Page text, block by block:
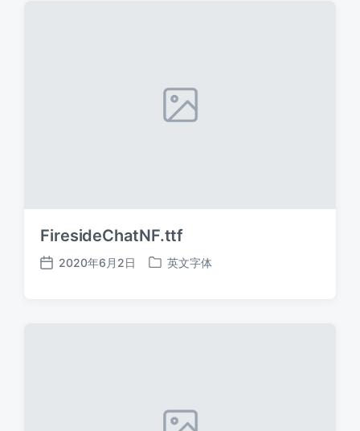
FiresideChatNF.ttf
发
2020年6月2日
发
英文字体